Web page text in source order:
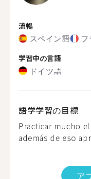
流暢
スペイン語
学習中の言語
ドイツ語
語学学習の目標
Practicar mucho
además de eso
ア